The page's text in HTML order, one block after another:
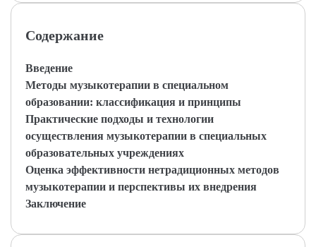
Содержание
Введение
Методы музыкотерапии в специальном
образовании: классификация и принципы
Практические подходы и технологии
осуществления музыкотерапии в специальных
образовательных учреждениях
Оценка эффективности нетрадиционных методов
музыкотерапии и перспективы их внедрения
Заключение